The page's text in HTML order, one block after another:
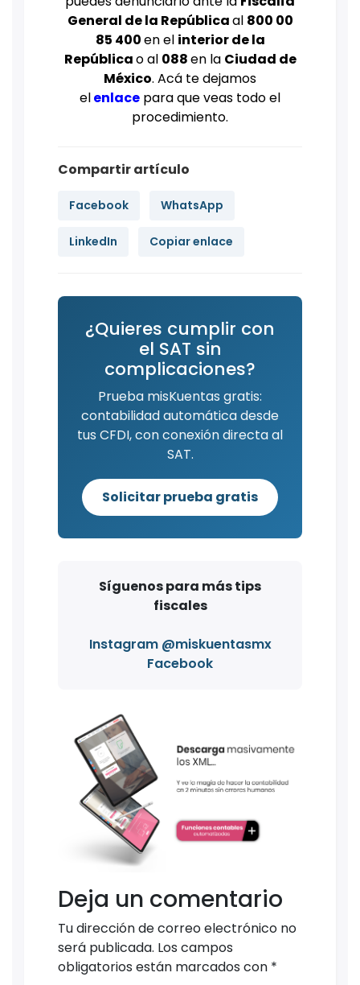
General de la Repúblicaal 800 00
85 400en el interior de la
Repúblicao al 088en la Ciudad de
México. Acá te dejamos
elenlace para que veas todo el
procedimiento.
Compartir artículo
Facebook WhatsApp
LinkedIn Copiar enlace
¿Quieres cumplir con
el SAT sin
complicaciones?
Prueba misKuentas gratis:
contabilidad automática desde
tus CFDI, con conexión directa al
SAT.
Solicitar prueba gratis
Síguenos para más tips
fiscales
Instagram @miskuentasmx
Facebook
Deja un comentario
Tu dirección de correo electrónico no
será publicada. Los campos
obligatorios están marcados con *